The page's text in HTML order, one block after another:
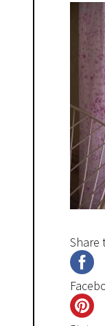
Share